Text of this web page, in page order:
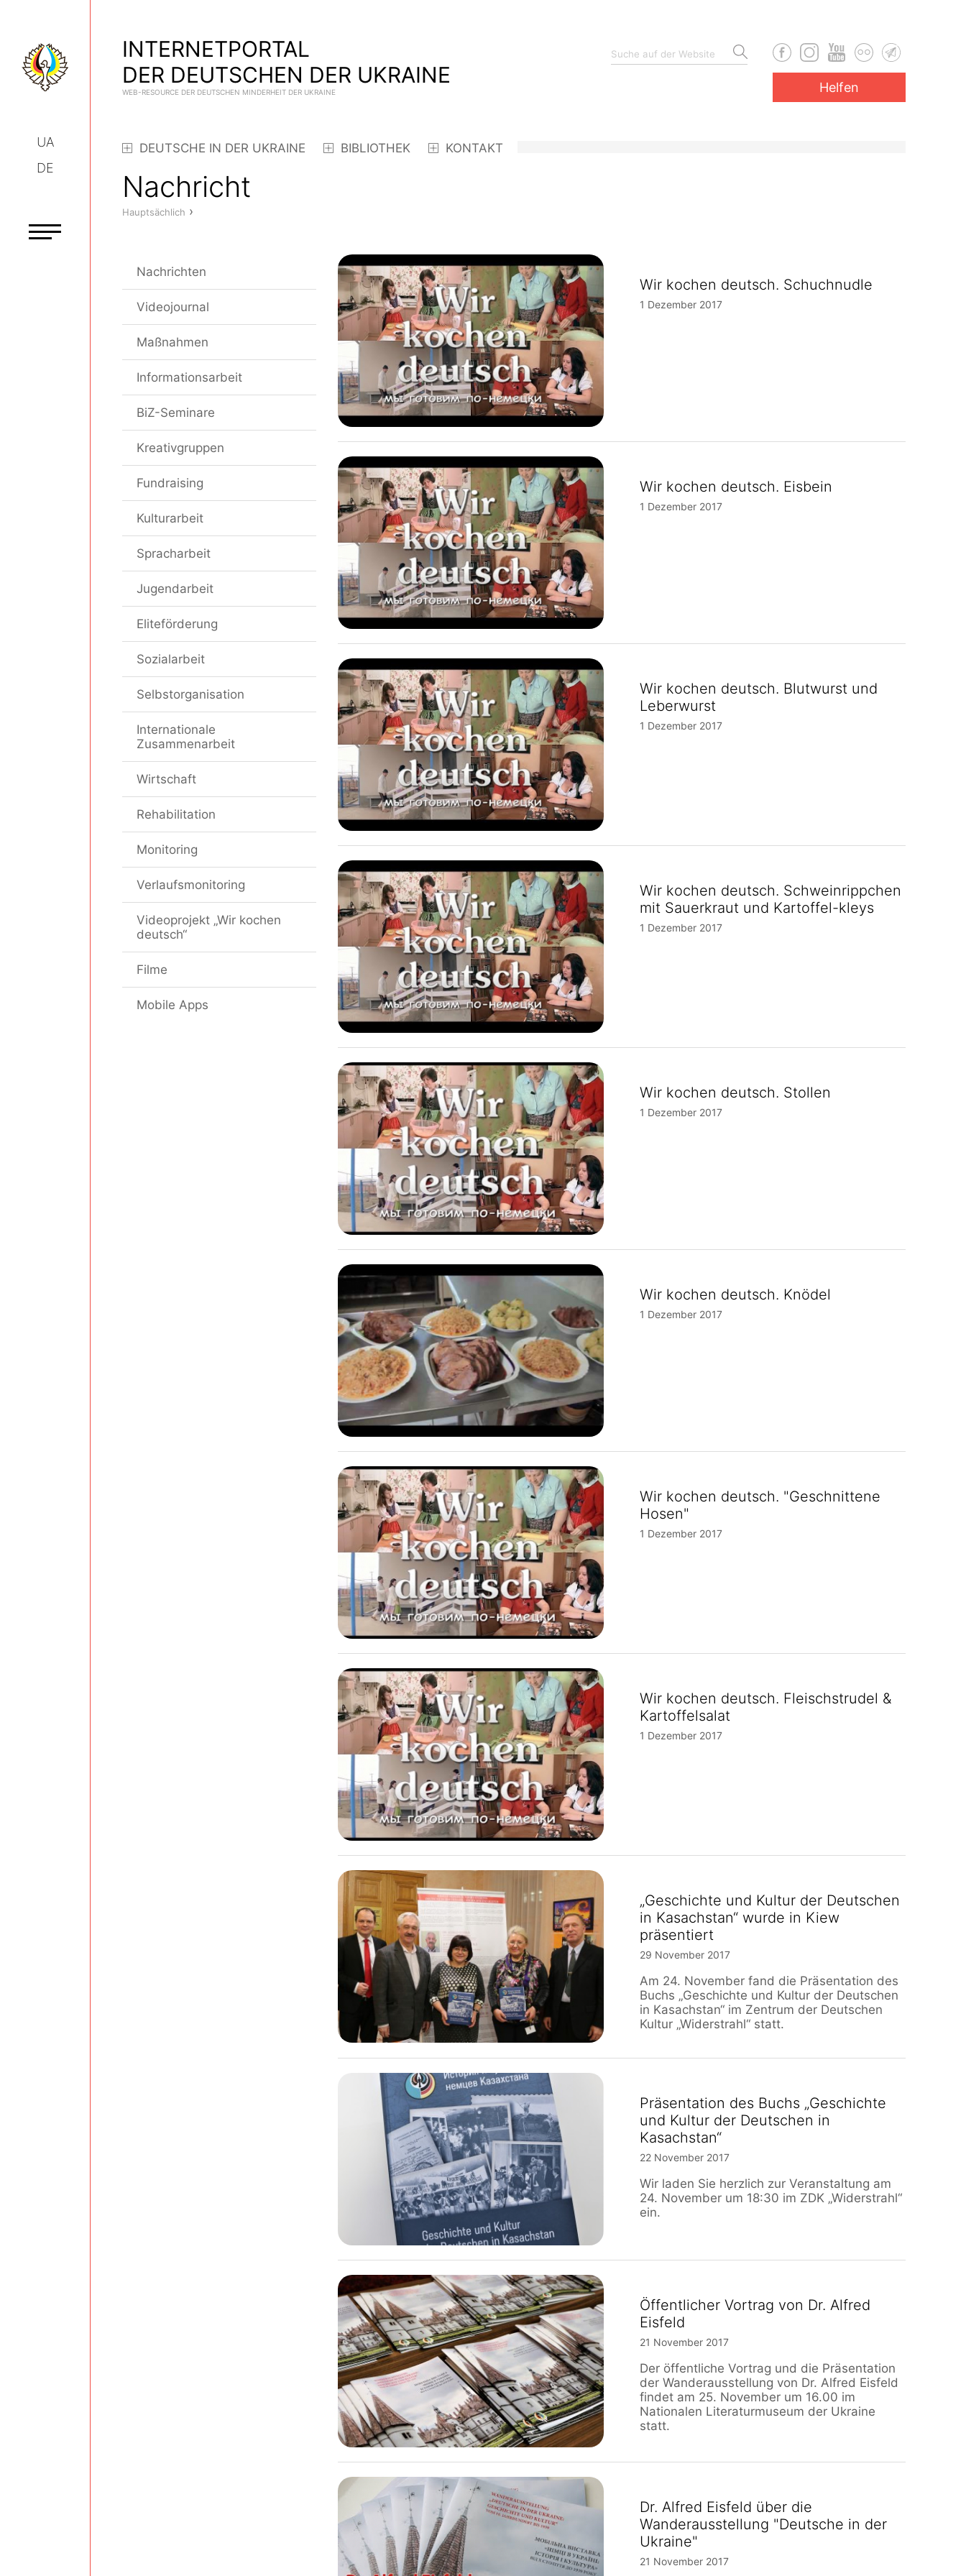
UA
DE
INTERNETPORTAL
DER DEUTSCHEN DER UKRAINE
WEB-RESOURCE DER DEUTSCHEN MINDERHEIT DER UKRAINE Helfen
DEUTSCHE IN DER UKRAINE BIBLIOTHEK KONTAKT
Nachricht
Hauptsächlich ›
Nachrichten
Videojournal
Maßnahmen
Informationsarbeit
BiZ-Seminare
Kreativgruppen
Fundraising
Kulturarbeit
Spracharbeit
Jugendarbeit
Eliteförderung
Sozialarbeit
Selbstorganisation
Internationale
Zusammenarbeit
Wirtschaft
Rehabilitation
Monitoring
Verlaufsmonitoring
Videoprojekt „Wir kochen
deutsch“
Filme
Mobile Apps
Wir kochen deutsch. Schuchnudle
1 Dezember 2017
Wir kochen deutsch. Eisbein
1 Dezember 2017
Wir kochen deutsch. Blutwurst und
Leberwurst
1 Dezember 2017
Wir kochen deutsch. Schweinrippchen
mit Sauerkraut und Kartoffel-kleys
1 Dezember 2017
Wir kochen deutsch. Stollen
1 Dezember 2017
Wir kochen deutsch. Knödel
1 Dezember 2017
Wir kochen deutsch. "Geschnittene
Hosen"
1 Dezember 2017
Wir kochen deutsch. Fleischstrudel &
Kartoffelsalat
1 Dezember 2017
„Geschichte und Kultur der Deutschen
in Kasachstan“ wurde in Kiew
präsentiert
29 November 2017
Am 24. November fand die Präsentation des
Buchs „Geschichte und Kultur der Deutschen
in Kasachstan“ im Zentrum der Deutschen
Kultur „Widerstrahl“ statt.
Präsentation des Buchs „Geschichte
und Kultur der Deutschen in
Kasachstan“
22 November 2017
Wir laden Sie herzlich zur Veranstaltung am
24. November um 18:30 im ZDK „Widerstrahl“
ein.
Öffentlicher Vortrag von Dr. Alfred
Eisfeld
21 November 2017
Der öffentliche Vortrag und die Präsentation
der Wanderausstellung von Dr. Alfred Eisfeld
findet am 25. November um 16.00 im
Nationalen Literaturmuseum der Ukraine
statt.
Dr. Alfred Eisfeld über die
Wanderausstellung "Deutsche in der
Ukraine"
21 November 2017